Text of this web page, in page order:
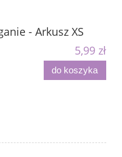
- Arkusz XS
5,99 zł
do koszyka